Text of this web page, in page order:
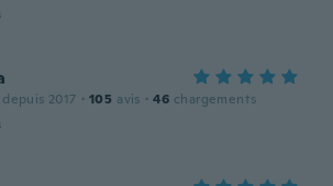
2017 · 105 avis · 46 chargements